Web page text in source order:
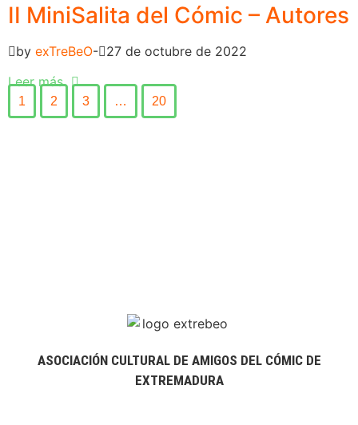
II MiniSalita del Cómic – Autores
by exTreBeO
27 de octubre de 2022
Leer más
1 2 3 … 20
ASOCIACIÓN CULTURAL DE AMIGOS DEL CÓMIC DE
EXTREMADURA